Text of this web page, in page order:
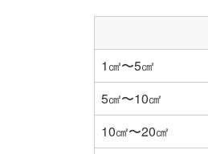
1㎠〜5㎠
5㎠〜10㎠
10㎠〜20㎠